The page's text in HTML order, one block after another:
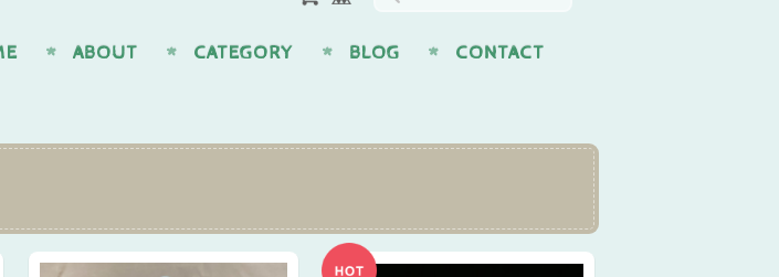
ABOUT CATEGORY BLOG CONTACT